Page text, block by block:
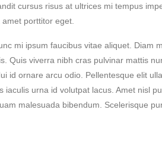
cursus risus at ultrices mi tempus
porttitor eget.
mi ipsum faucibus vitae aliquet. Diam
viverra nibh cras pulvinar mattis
ornare arcu odio. Pellentesque elit
urna id volutpat lacus. Amet nisl
malesuada bibendum. Scelerisque